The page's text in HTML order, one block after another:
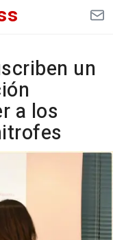
un
a los